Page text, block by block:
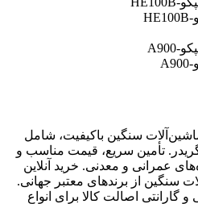
باکیفیت، شامل
سریع، قیمت مناسب و
معدنی. خرید آنلاین
برندهای معتبر جهانی.
کالا برای انواع